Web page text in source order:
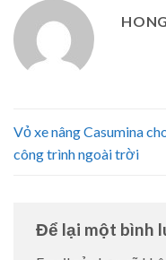
Vỏ xe nâng Casumina
công trình ngoài trời
Để lại một bình